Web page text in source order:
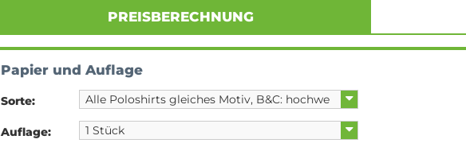
PREISBERECHNUNG
Papier und Auflage
Sorte:
Auflage: